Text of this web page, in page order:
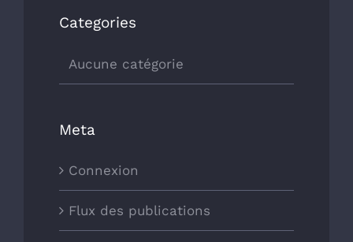
Categories
Aucune catégorie
Meta
Connexion
Flux des publications